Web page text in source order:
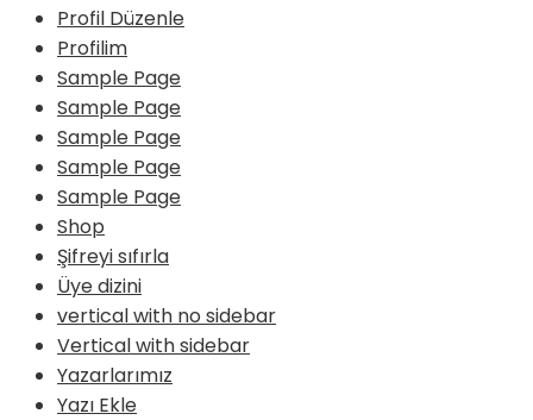
Profil Düzenle
Profilim
Sample Page
Sample Page
Sample Page
Sample Page
Sample Page
Shop
Şifreyi sıfırla
Üye dizini
vertical with no sidebar
Vertical with sidebar
Yazarlarımız
Yazı Ekle